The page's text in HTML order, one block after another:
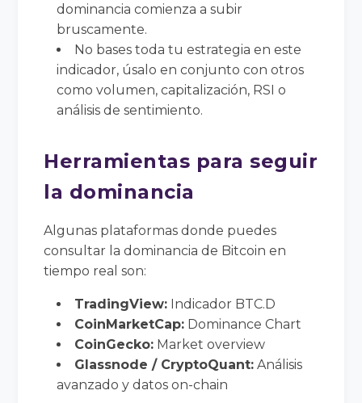
dominancia comienza a subir
bruscamente.
No bases toda tu estrategia en este
indicador, úsalo en conjunto con otros
como volumen, capitalización, RSI o
análisis de sentimiento.
Herramientas para seguir
la dominancia
Algunas plataformas donde puedes
consultar la dominancia de Bitcoin en
tiempo real son:
TradingView: Indicador BTC.D
CoinMarketCap: Dominance Chart
CoinGecko: Market overview
Glassnode / CryptoQuant: Análisis
avanzado y datos on-chain